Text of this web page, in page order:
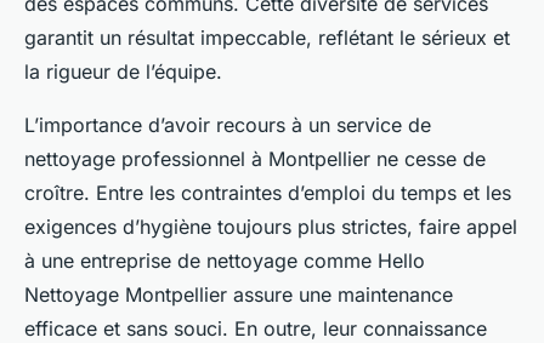
garantit un résultat impeccable, reflétant le sérieux et
la rigueur de l’équipe.
L’importance d’avoir recours à un service de
nettoyage professionnel à Montpellier ne cesse de
croître. Entre les contraintes d’emploi du temps et les
exigences d’hygiène toujours plus strictes, faire appel
à une entreprise de nettoyage comme Hello
Nettoyage Montpellier assure une maintenance
efficace et sans souci. En outre, leur connaissance